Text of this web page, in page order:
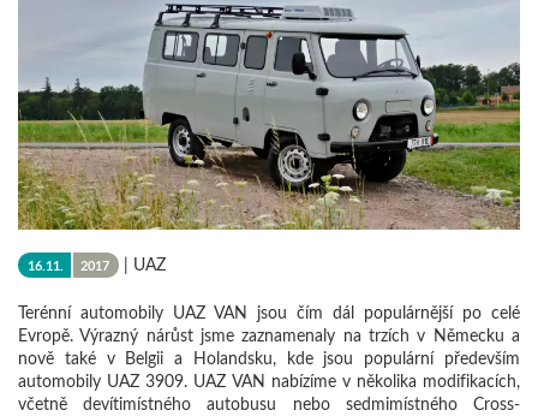
16.11. 2017 | UAZ
Terénní automobily UAZ VAN jsou čím dál populárnější po celé
Evropě. Výrazný nárůst jsme zaznamenaly na trzích v Německu a
nově také v Belgii a Holandsku, kde jsou populární především
automobily UAZ 3909. UAZ VAN nabízíme v několika modifikacích,
včetně devítimístného autobusu nebo sedmimístného Cross-